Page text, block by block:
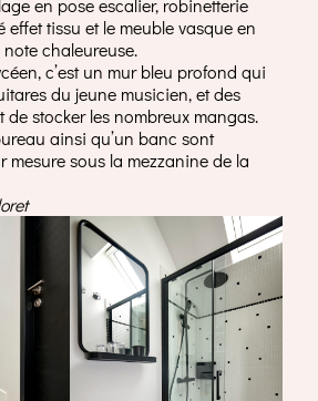
en pose escalier, robinetterie
effet tissu et le meuble vasque en
chaleureuse.
c’est un mur bleu profond qui
du jeune musicien, et des
de stocker les nombreux mangas.
ainsi qu’un banc sont
mesure sous la mezzanine de la